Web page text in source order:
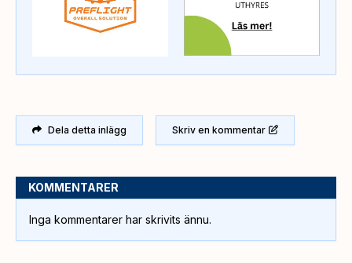
Dela detta inlägg Skriv en kommentar
KOMMENTARER
Inga kommentarer har skrivits ännu.